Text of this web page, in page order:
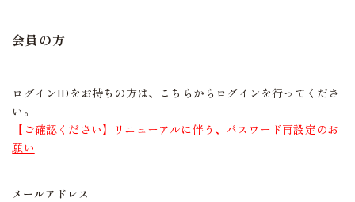
会員の方
ログインIDをお持ちの方は、こちらからログインを行ってくださ
い。
【ご確認ください】リニューアルに伴う、パスワード再設定のお
願い
メールアドレス